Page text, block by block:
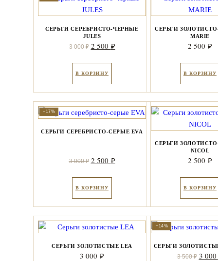
СЕРЬГИ СЕРЕБРИСТО-ЧЕРНЫЕ
JULES
3 000₽ Первоначальная
000 ₽.
2 500 ₽Текущая
В КОРЗИНУ
СЕРЬГИ
MARIE
2 500 ₽
В КОРЗИНУ
−17%
СЕРЬГИ СЕРЕБРИСТО-СЕРЫЕ EVA
3 000₽ Первоначальная
000 ₽.
2 500 ₽Текущая
В КОРЗИНУ
СЕРЬГИ
NICOL
2 500 ₽
В КОРЗИНУ
СЕРЬГИ ЗОЛОТИСТЫЕ LEA
3 000 ₽
−14%
СЕРЬГИ
3 500₽ 3